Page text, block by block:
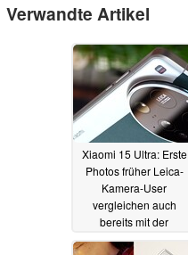
Verwandte Artikel
Xiaomi 15 Ultra: Erste
Photos früher Leica-
Kamera-User
vergleichen auch
bereits mit der
Konkurrenz28.02.2025